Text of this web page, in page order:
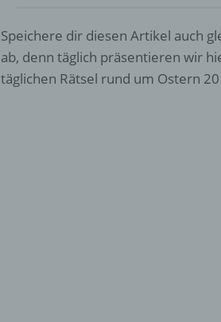
Speichere dir diesen Artikel auch
ab, denn täglich präsentieren wir
täglichen Rätsel rund um Ostern